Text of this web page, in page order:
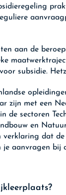
aan de
subsidie.
zijn met een
de sectoren
en
verklaring dat
je aanvragen